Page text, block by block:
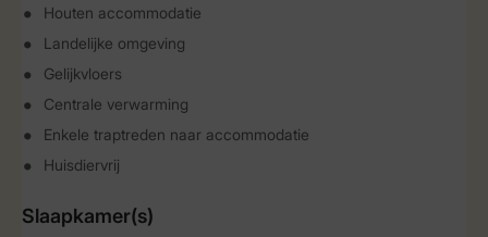
Houten accommodatie
Landelijke omgeving
Gelijkvloers
Centrale verwarming
Enkele traptreden naar accommodatie
Huisdiervrij
Slaapkamer(s)